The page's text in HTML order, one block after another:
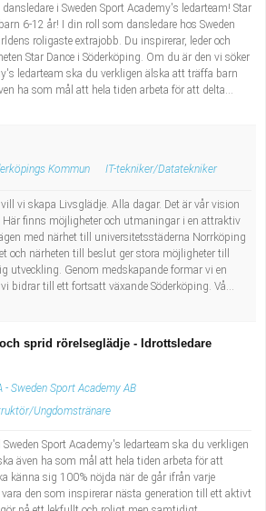
i Sweden Sport Academy's ledarteam! Star
6-12 år! I din roll som dansledare hos Sweden
roligaste extrajobb. Du inspirerar, leder och
Star Dance i Söderköping. Om du är den vi söker
ledarteam ska du verkligen älska att träffa barn
ha som mål att hela tiden arbeta för att delta...
Kommun IT-tekniker/Datatekniker
vi skapa Livsglädje. Alla dagar. Det är vår vision
Här finns möjligheter och utmaningar i en attraktiv
med närhet till universitetsstäderna Norrköping
och närheten till beslut ger stora möjligheter till
utveckling. Genom medskapande formar vi en
bidrar till ett fortsatt växande Söderköping. Vå...
sprid rörelseglädje - Idrottsledare
- Sweden Sport Academy AB
Ungdomstränare
Sport Academy's ledarteam ska du verkligen
även ha som mål att hela tiden arbeta för att
känna sig 100% nöjda när de går ifrån varje
den som inspirerar nästa generation till ett aktivt